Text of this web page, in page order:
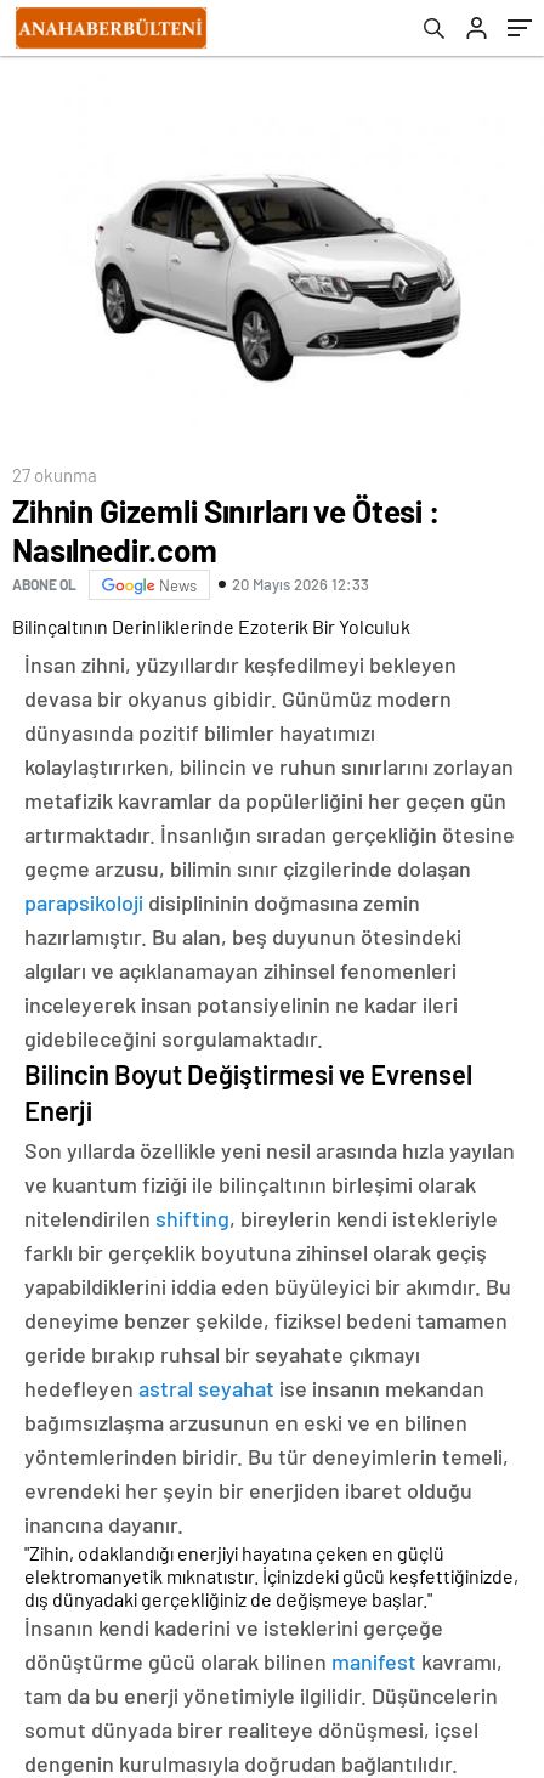
27 okunma
Zihnin Gizemli Sınırları ve Ötesi :
Nasılnedir.com
ABONE OL News 20 Mayıs 2026 12:33
Bilinçaltının Derinliklerinde Ezoterik Bir Yolculuk
İnsan zihni, yüzyıllardır keşfedilmeyi bekleyen
devasa bir okyanus gibidir. Günümüz modern
dünyasında pozitif bilimler hayatımızı
kolaylaştırırken, bilincin ve ruhun sınırlarını zorlayan
metafizik kavramlar da popülerliğini her geçen gün
artırmaktadır. İnsanlığın sıradan gerçekliğin ötesine
geçme arzusu, bilimin sınır çizgilerinde dolaşan
parapsikoloji disiplininin doğmasına zemin
hazırlamıştır. Bu alan, beş duyunun ötesindeki
algıları ve açıklanamayan zihinsel fenomenleri
inceleyerek insan potansiyelinin ne kadar ileri
gidebileceğini sorgulamaktadır.
Bilincin Boyut Değiştirmesi ve Evrensel
Enerji
Son yıllarda özellikle yeni nesil arasında hızla yayılan
ve kuantum fiziği ile bilinçaltının birleşimi olarak
nitelendirilen shifting, bireylerin kendi istekleriyle
farklı bir gerçeklik boyutuna zihinsel olarak geçiş
yapabildiklerini iddia eden büyüleyici bir akımdır. Bu
deneyime benzer şekilde, fiziksel bedeni tamamen
geride bırakıp ruhsal bir seyahate çıkmayı
hedefleyen astral seyahat ise insanın mekandan
bağımsızlaşma arzusunun en eski ve en bilinen
yöntemlerinden biridir. Bu tür deneyimlerin temeli,
evrendeki her şeyin bir enerjiden ibaret olduğu
inancına dayanır.
"Zihin, odaklandığı enerjiyi hayatına çeken en güçlü
elektromanyetik mıknatıstır. İçinizdeki gücü keşfettiğinizde,
dış dünyadaki gerçekliğiniz de değişmeye başlar."
İnsanın kendi kaderini ve isteklerini gerçeğe
dönüştürme gücü olarak bilinen manifest kavramı,
tam da bu enerji yönetimiyle ilgilidir. Düşüncelerin
somut dünyada birer realiteye dönüşmesi, içsel
dengenin kurulmasıyla doğrudan bağlantılıdır.